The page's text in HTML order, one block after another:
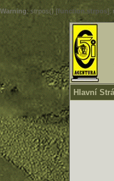
Warning: strpos() [function.strpos]:
Hlavní